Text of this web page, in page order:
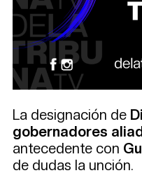
La designación de
gobernadores
antecedente con
de dudas la unción.